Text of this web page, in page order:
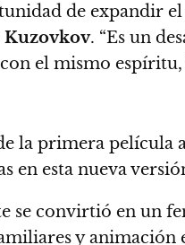
de expandir
Kuzovkov. “Es un
el mismo
la primera película
en esta nueva
se convirtió en un
y animación